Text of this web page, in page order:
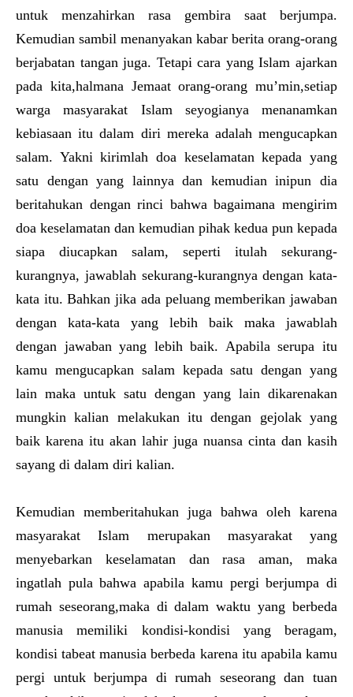
untuk menzahirkan rasa gembira saat berjumpa.
Kemudian sambil menanyakan kabar berita orang-orang
berjabatan tangan juga. Tetapi cara yang Islam ajarkan
pada kita,halmana Jemaat orang-orang mu’min,setiap
warga masyarakat Islam seyogianya menanamkan
kebiasaan itu dalam diri mereka adalah mengucapkan
salam. Yakni kirimlah doa keselamatan kepada yang
satu dengan yang lainnya dan kemudian inipun dia
beritahukan dengan rinci bahwa bagaimana mengirim
doa keselamatan dan kemudian pihak kedua pun kepada
siapa diucapkan salam, seperti itulah sekurang-
kurangnya, jawablah sekurang-kurangnya dengan kata-
kata itu. Bahkan jika ada peluang memberikan jawaban
dengan kata-kata yang lebih baik maka jawablah
dengan jawaban yang lebih baik. Apabila serupa itu
kamu mengucapkan salam kepada satu dengan yang
lain maka untuk satu dengan yang lain dikarenakan
mungkin kalian melakukan itu dengan gejolak yang
baik karena itu akan lahir juga nuansa cinta dan kasih
sayang di dalam diri kalian.
Kemudian memberitahukan juga bahwa oleh karena
masyarakat Islam merupakan masyarakat yang
menyebarkan keselamatan dan rasa aman, maka
ingatlah pula bahwa apabila kamu pergi berjumpa di
rumah seseorang,maka di dalam waktu yang berbeda
manusia memiliki kondisi-kondisi yang beragam,
kondisi tabeat manusia berbeda karena itu apabila kamu
pergi untuk berjumpa di rumah seseorang dan tuan